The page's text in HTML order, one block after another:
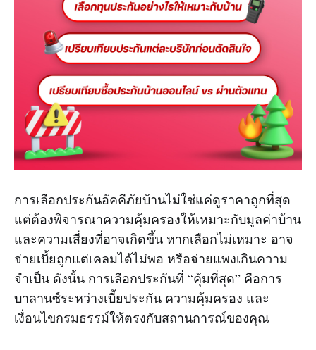
การเลือกประกันอัคคีภัยบ้านไม่ใช่แค่ดูราคาถูกที่สุด
แต่ต้องพิจารณาความคุ้มครองให้เหมาะกับมูลค่าบ้าน
และความเสี่ยงที่อาจเกิดขึ้น หากเลือกไม่เหมาะ อาจ
จ่ายเบี้ยถูกแต่เคลมได้ไม่พอ หรือจ่ายแพงเกินความ
จำเป็น ดังนั้น การเลือกประกันที่ “คุ้มที่สุด” คือการ
บาลานซ์ระหว่างเบี้ยประกัน ความคุ้มครอง และ
เงื่อนไขกรมธรรม์ให้ตรงกับสถานการณ์ของคุณ